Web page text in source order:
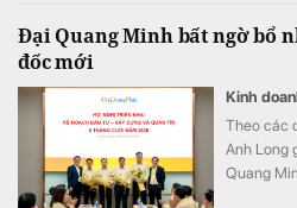
Đại Quang Minh bất ngờ bổ
đốc mới
Kinh
Theo các
Anh Long
Quang